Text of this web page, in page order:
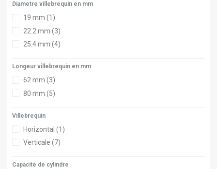
Diametre villebrequin en mm
19 mm (1)
22.2 mm (3)
25.4 mm (4)
Longeur villebrequin en mm
62 mm (3)
80 mm (5)
Villebrequin
Horizontal (1)
Verticale (7)
Capacité de cylindre